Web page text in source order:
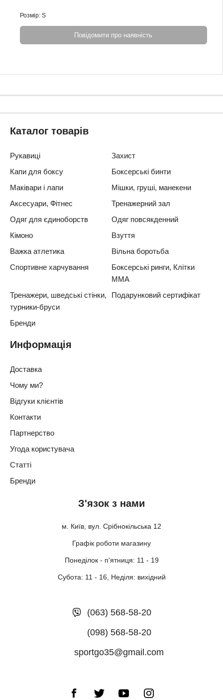
Розмір: S
Повідомити про наявність
З'язок з нами
м. Київ, вул. Срібнокільська 12
Графік роботи магазину
Понеділок - п'ятниця: 11 - 19
Субота: 11 - 16, Неділя: вихідний
(063) 568-58-20
(098) 568-58-20
sportgo35@gmail.com
Каталог товарів
Рукавиці
Захист
Капи для боксу
Боксерські бинти
Маківари і лапи
Мішки, груші, манекени
Аксесуари, Фітнес
Тренажерний зал
Одяг для єдиноборств
Одяг повсякденний
Кімоно
Взуття
Важка атлетика
Вільна боротьба
Спортивне харчування
Боксерські ринги, Клітки
ММА
Тренажери, шведські стінки,
турники-бруси
Подарунковий сертифікат
Бренди
Информація
Доставка
Чому ми?
Відгуки клієнтів
Контакти
Партнерство
Угода користувача
Статті
Бренди